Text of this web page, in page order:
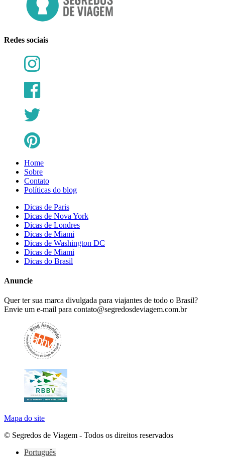
Redes sociais
Home
Sobre
Contato
Políticas do blog
Dicas de Paris
Dicas de Nova York
Dicas de Londres
Dicas de Miami
Dicas de Washington DC
Dicas de Miami
Dicas do Brasil
Anuncie
Quer ter sua marca divulgada para viajantes de todo o Brasil?
Envie um e-mail para contato@segredosdeviagem.com.br
Mapa do site
© Segredos de Viagem - Todos os direitos reservados
Português